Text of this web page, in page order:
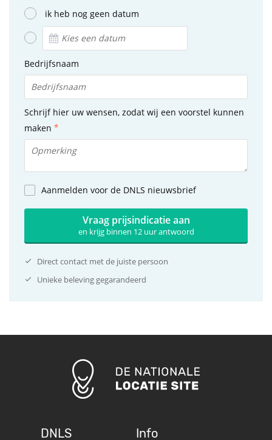
ik heb nog geen datum
Bedrijfsnaam
Schrijf hier uw wensen, zodat wij een voorstel kunnen
maken
Aanmelden voor de DNLS nieuwsbrief
Vraag prijsindicatie aan
en krijg binnen 12 uur antwoord
Direct contact met de juiste persoon
Unieke beleving gegarandeerd
DNLS Info